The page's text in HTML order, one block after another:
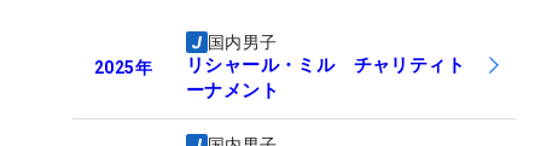
2025年
国内男子
リシャール・ミル チャリティト
ーナメント